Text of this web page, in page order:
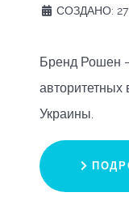
СОЗДАНО:
Бренд Рошен
авторитетных
Украины.